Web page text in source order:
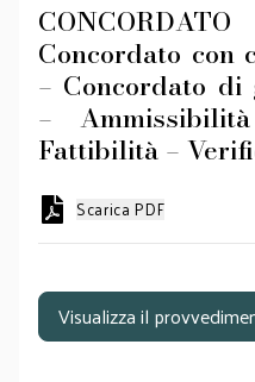
Concordato con
– Concordato
–
Fattibilità –
Scarica PDF
Visualizza il